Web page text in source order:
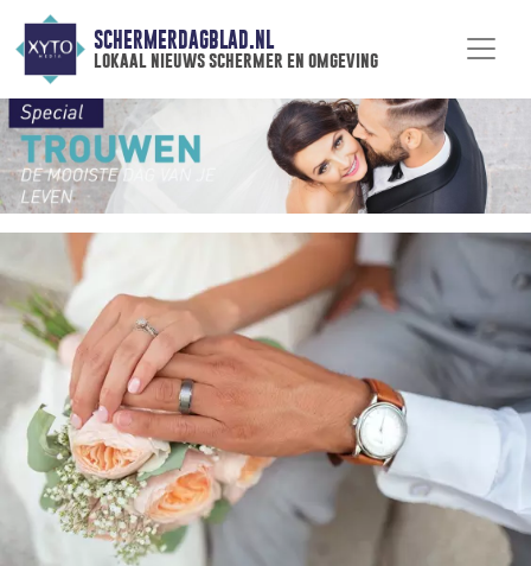
SCHERMERDAGBLAD.NL
lokaal nieuws schermer en omgeving